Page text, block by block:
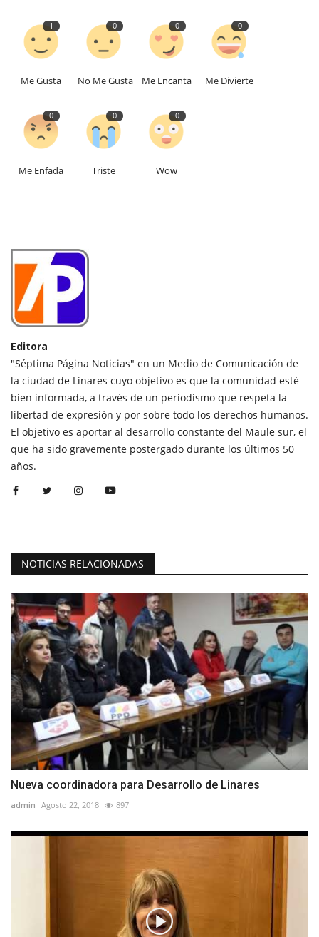
1
Me Gusta
0
No Me Gusta
0
Me Encanta
0
Me Divierte
0
Me Enfada
0
Triste
0
Wow
Editora
"Séptima Página Noticias" en un Medio de Comunicación de
la ciudad de Linares cuyo objetivo es que la comunidad esté
bien informada, a través de un periodismo que respeta la
libertad de expresión y por sobre todo los derechos humanos.
El objetivo es aportar al desarrollo constante del Maule sur, el
que ha sido gravemente postergado durante los últimos 50
años.
NOTICIAS RELACIONADAS
Nueva coordinadora para Desarrollo de Linares
admin Agosto 22, 2018 897